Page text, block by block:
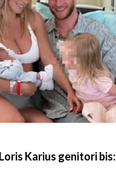
Karius genitori